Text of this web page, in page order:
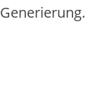
Generierung.